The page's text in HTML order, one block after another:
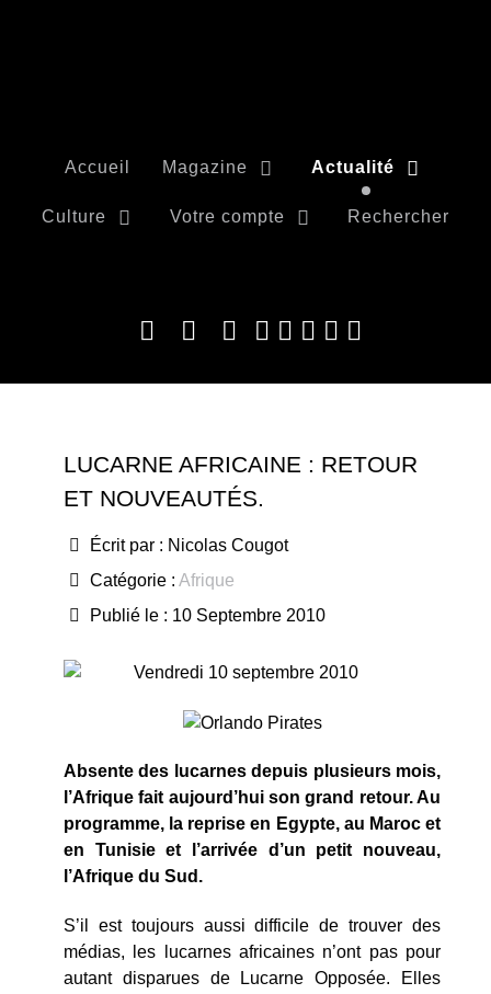
Accueil Magazine Actualité
Culture Votre compte Rechercher
LUCARNE AFRICAINE : RETOUR
ET NOUVEAUTÉS.
Écrit par : Nicolas Cougot
Catégorie : Afrique
Publié le : 10 Septembre 2010
Vendredi 10 septembre 2010
Absente des lucarnes depuis plusieurs mois,
l’Afrique fait aujourd’hui son grand retour. Au
programme, la reprise en Egypte, au Maroc et
en Tunisie et l’arrivée d’un petit nouveau,
l’Afrique du Sud.
S’il est toujours aussi difficile de trouver des
médias, les lucarnes africaines n’ont pas pour
autant disparues de Lucarne Opposée. Elles